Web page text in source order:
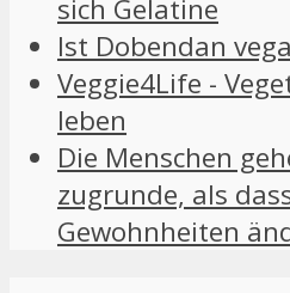
sich Gelatine
Ist Dobendan
Veggie4Life -
leben
Die Menschen
zugrunde, als
Gewohnheiten